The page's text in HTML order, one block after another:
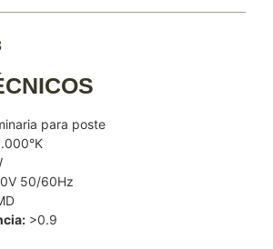
para poste
50/60Hz
>0.9